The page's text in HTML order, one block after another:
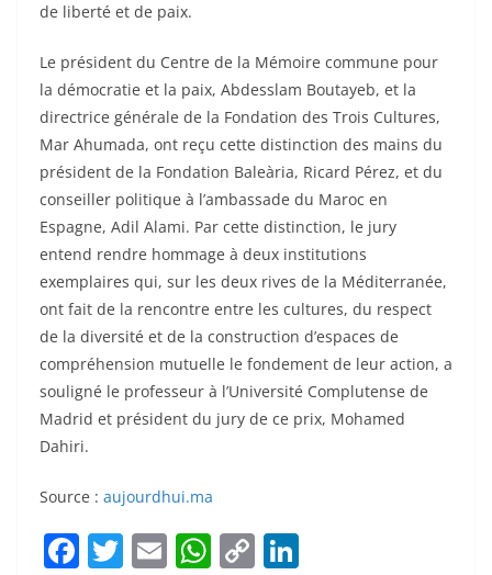
de liberté et de paix.
Le président du Centre de la Mémoire commune pour
la démocratie et la paix, Abdesslam Boutayeb, et la
directrice générale de la Fondation des Trois Cultures,
Mar Ahumada, ont reçu cette distinction des mains du
président de la Fondation Baleària, Ricard Pérez, et du
conseiller politique à l’ambassade du Maroc en
Espagne, Adil Alami. Par cette distinction, le jury
entend rendre hommage à deux institutions
exemplaires qui, sur les deux rives de la Méditerranée,
ont fait de la rencontre entre les cultures, du respect
de la diversité et de la construction d’espaces de
compréhension mutuelle le fondement de leur action, a
souligné le professeur à l’Université Complutense de
Madrid et président du jury de ce prix, Mohamed
Dahiri.
Source : aujourdhui.ma
F T E W C